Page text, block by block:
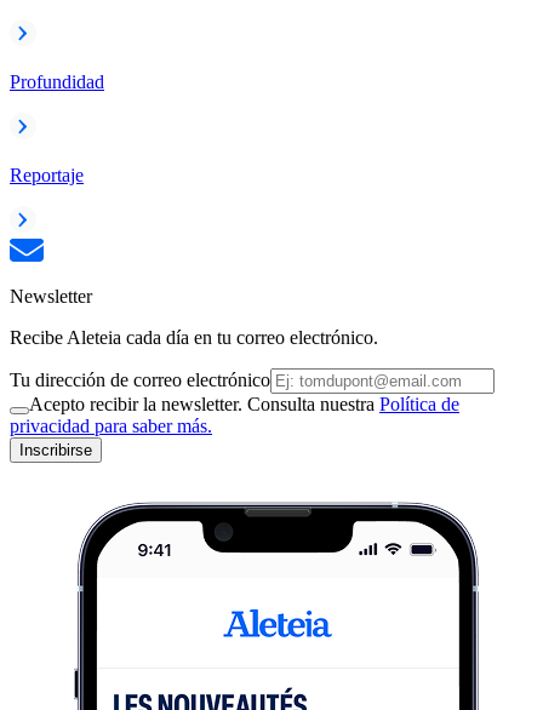
Profundidad
Reportaje
Newsletter
Recibe Aleteia cada día en tu correo electrónico.
Tu dirección de correo electrónico
Acepto recibir la newsletter. Consulta nuestra Política de
privacidad para saber más.
Inscribirse